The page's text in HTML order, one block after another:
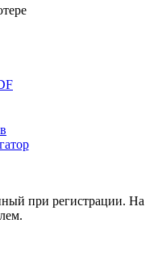
при регистрации. На